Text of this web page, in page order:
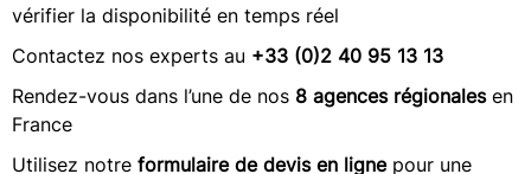
vérifier la disponibilité en temps réel
Contactez nos experts au +33 (0)2 40 95 13 13
Rendez-vous dans l’une de nos 8 agences régionalesen
France
Utilisez notre formulaire de devis en lignepour une